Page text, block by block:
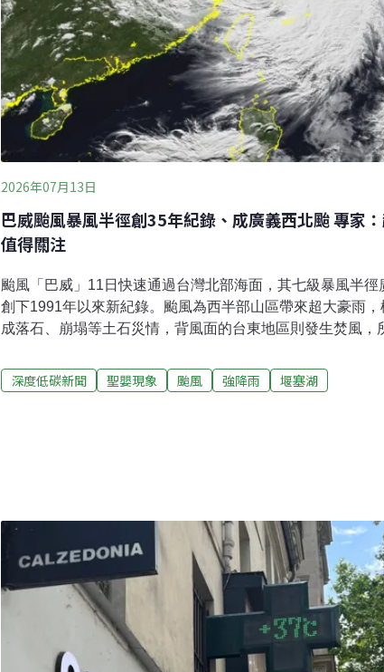
2026年07月13日
巴威颱風暴風半徑創35年紀錄、成廣義西北颱 專家
值得關注
颱風「巴威」11日快速通過台灣北部海面，其七級暴風半徑
創下1991年以來新紀錄。颱風為西半部山區帶來超大豪雨，
成落石、崩塌等土石災情，背風面的台東地區則發生焚風，
嬰年，可能導致颱風強度增強，不容輕忽。超級聖嬰年海溫
注意颱風強度巴威颱風於6月30日在西太平洋海面生成，以
水倒灌，也可能阻礙河川洪水向海宣洩。降下豪雨時，雨水
深度低碳新聞 聖嬰現象 颱風 強降雨 堰塞湖